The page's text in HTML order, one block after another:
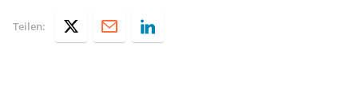
Teilen: